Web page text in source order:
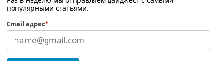
популярными статьями.
Email адрес*